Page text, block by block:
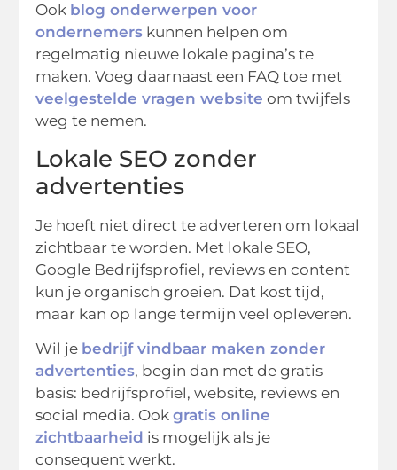
Ook blog onderwerpen voor
ondernemers kunnen helpen om
regelmatig nieuwe lokale pagina’s te
maken. Voeg daarnaast een FAQ toe met
veelgestelde vragen website om twijfels
weg te nemen.
Lokale SEO zonder
advertenties
Je hoeft niet direct te adverteren om lokaal
zichtbaar te worden. Met lokale SEO,
Google Bedrijfsprofiel, reviews en content
kun je organisch groeien. Dat kost tijd,
maar kan op lange termijn veel opleveren.
Wil je bedrijf vindbaar maken zonder
advertenties, begin dan met de gratis
basis: bedrijfsprofiel, website, reviews en
social media. Ookgratis online
zichtbaarheid is mogelijk als je
consequent werkt.